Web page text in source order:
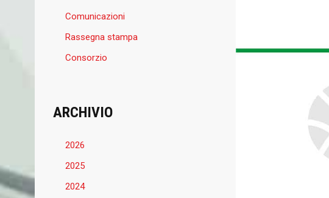
Comunicazioni
Rassegna stampa
Consorzio
ARCHIVIO
2026
2025
2024